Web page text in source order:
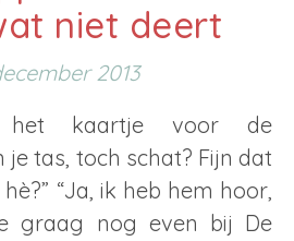
niet deert
2013
tas, toch schat? Fijn dat
“Ja, ik heb hem hoor,
graag nog even bij De